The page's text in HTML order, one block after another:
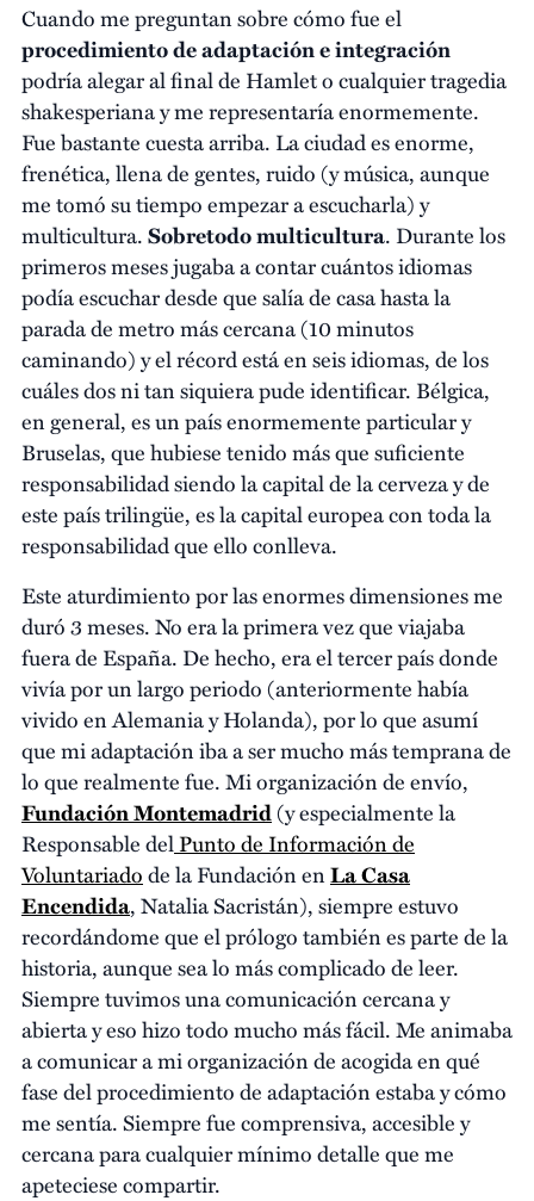
Cuando me preguntan sobre cómo fue el
procedimiento de adaptación e integración
podría alegar al final de Hamlet o cualquier tragedia
shakesperiana y me representaría enormemente.
Fue bastante cuesta arriba. La ciudad es enorme,
frenética, llena de gentes, ruido (y música, aunque
me tomó su tiempo empezar a escucharla) y
multicultura.Sobretodo multicultura. Durante los
primeros meses jugaba a contar cuántos idiomas
podía escuchar desde que salía de casa hasta la
parada de metro más cercana (10 minutos
caminando) y el récord está en seis idiomas, de los
cuáles dos ni tan siquiera pude identificar. Bélgica,
en general, es un país enormemente particular y
Bruselas, que hubiese tenido más que suficiente
responsabilidad siendo la capital de la cerveza y de
este país trilingüe, es la capital europea con toda la
responsabilidad que ello conlleva.
Este aturdimiento por las enormes dimensiones me
duró 3 meses. No era la primera vez que viajaba
fuera de España. De hecho, era el tercer país donde
vivía por un largo periodo (anteriormente había
vivido en Alemania y Holanda), por lo que asumí
que mi adaptación iba a ser mucho más temprana de
lo que realmente fue. Mi organización de envío,
Fundación Montemadrid(y especialmente la
Responsable delPunto de Información de
Voluntariadode la Fundación enLa Casa
Encendida, Natalia Sacristán), siempre estuvo
recordándome que el prólogo también es parte de la
historia, aunque sea lo más complicado de leer.
Siempre tuvimos una comunicación cercana y
abierta y eso hizo todo mucho más fácil. Me animaba
a comunicar a mi organización de acogida en qué
fase del procedimiento de adaptación estaba y cómo
me sentía. Siempre fue comprensiva, accesible y
cercana para cualquier mínimo detalle que me
apeteciese compartir.